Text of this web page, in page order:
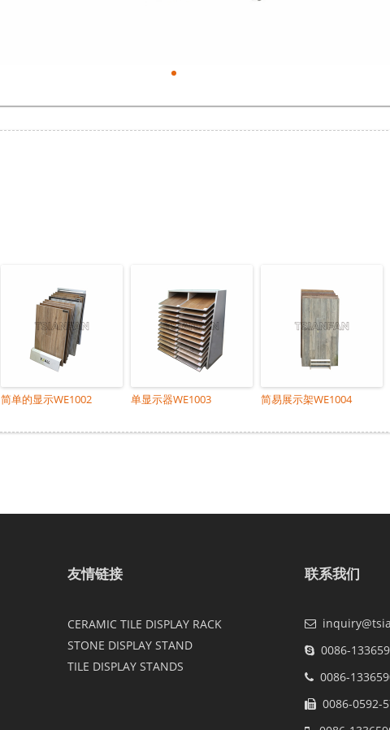
简单的显示WE1002 单显示器WE1003 简易展示架WE1004
友情链接
CERAMIC TILE DISPLAY RACK
STONE DISPLAY STAND
TILE DISPLAY STANDS
联系我们
0086-
0086-
0086-0592-